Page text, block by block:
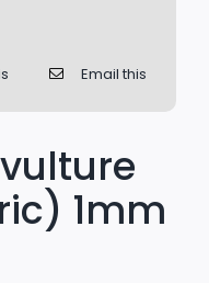
Email this
1mm